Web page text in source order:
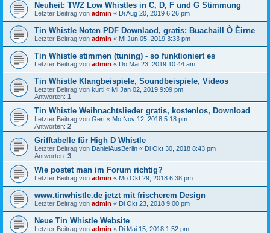
Neuheit: TWZ Low Whistles in C, D, F und G Stimmung
Letzter Beitrag von admin « Di Aug 20, 2019 6:26 pm
Tin Whistle Noten PDF Downlaod, gratis: Buachaill Ò Èirne
Letzter Beitrag von admin « Mi Jun 05, 2019 3:33 pm
Tin Whistle stimmen (tuning) - so funktioniert es
Letzter Beitrag von admin « Do Mai 23, 2019 10:44 am
Tin Whistle Klangbeispiele, Soundbeispiele, Videos
Letzter Beitrag von kurti « Mi Jan 02, 2019 9:09 pm
Antworten: 1
Tin Whistle Weihnachtslieder gratis, kostenlos, Download
Letzter Beitrag von Gert « Mo Nov 12, 2018 5:18 pm
Antworten: 2
Grifftabelle für High D Whistle
Letzter Beitrag von DanielAusBerlin « Di Okt 30, 2018 8:43 pm
Antworten: 3
Wie postet man im Forum richtig?
Letzter Beitrag von admin « Mo Okt 29, 2018 6:38 pm
www.tinwhistle.de jetzt mit frischerem Design
Letzter Beitrag von admin « Di Okt 23, 2018 9:00 pm
Neue Tin Whistle Website
Letzter Beitrag von admin « Di Mai 15, 2018 1:52 pm